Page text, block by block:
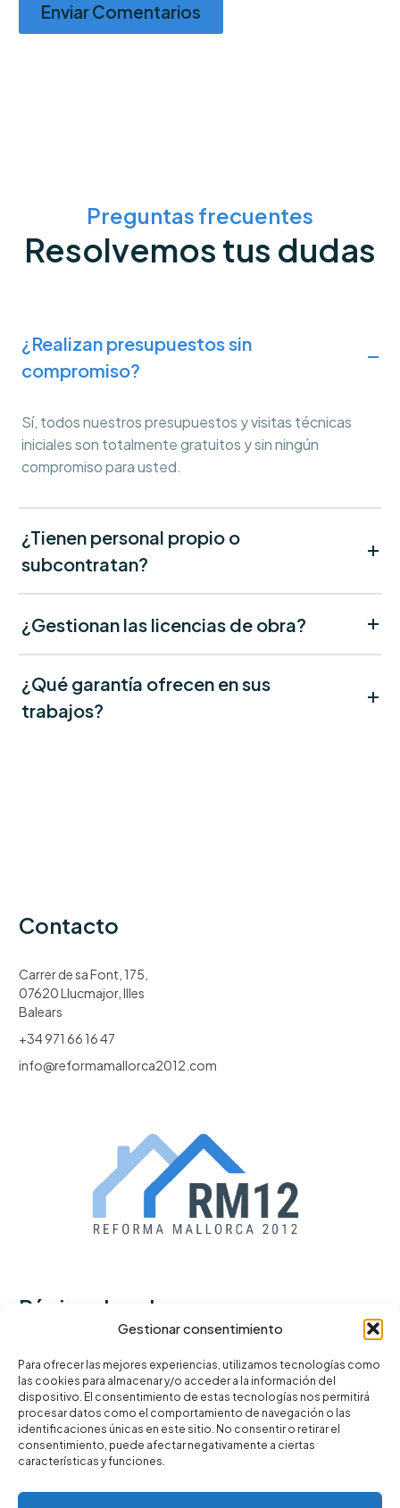
Gestionar consentimiento
Para ofrecer las mejores experiencias, utilizamos tecnologías como
las cookies para almacenar y/o acceder a la información del
dispositivo. El consentimiento de estas tecnologías nos permitirá
procesar datos como el comportamiento de navegación o las
identificaciones únicas en este sitio. No consentir o retirar el
consentimiento, puede afectar negativamente a ciertas
características y funciones.
Enviar Comentarios
Preguntas frecuentes
Resolvemos tus dudas
¿Realizan presupuestos sin
compromiso?
Sí, todos nuestros presupuestos y visitas técnicas
iniciales son totalmente gratuitos y sin ningún
compromiso para usted.
¿Tienen personal propio o
subcontratan?
¿Gestionan las licencias de obra?
¿Qué garantía ofrecen en sus
trabajos?
Contacto
Carrer de sa Font, 175,
07620 Llucmajor, Illes
Balears
+34 971 66 16 47
info@reformamallorca2012.com
Páginas legales
Política de privacidad
Términos y condiciones
Política de cookies